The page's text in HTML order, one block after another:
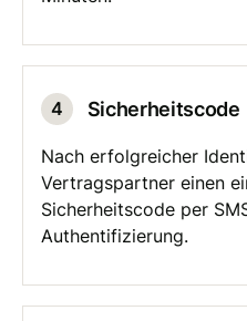
4 Sicherheitscode
Nach erfolgreicher
Vertragspartner einen
Sicherheitscode per
Authentifizierung.